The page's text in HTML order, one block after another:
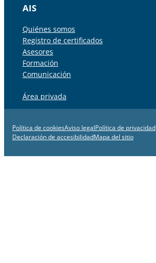
AIS
Quiénes somos
Registro de certificados
Asesores
Formación
Comunicación
Área privada
Política de cookiesAviso legalPolítica de privacidad
Declaración de accesibilidadMapa del sitio